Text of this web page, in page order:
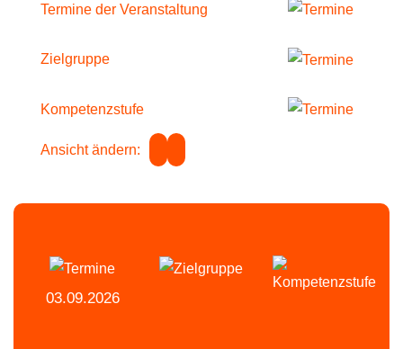
Termine der Veranstaltung
Zielgruppe
Kompetenzstufe
Ansicht ändern:
03.09.2026